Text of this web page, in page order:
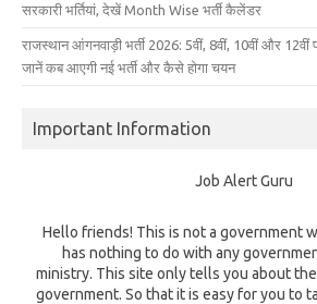
सरकारी भर्तियां, देखें Month Wise भर्ती कैलेंडर
राजस्थान आंगनवाड़ी भर्ती 2026: 5वीं, 8वीं, 10वीं और
जानें कब आएगी नई भर्ती और कैसे होगा चयन
Important Information
Job Alert Guru
Hello friends! This is not a government
has nothing to do with any
ministry. This site only tells you about
government. So that it is easy for you to